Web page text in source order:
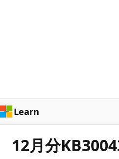
ン
ツ
に
Learn
12月分